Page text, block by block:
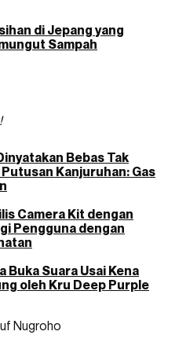
di Jepang yang
Sampah
Bebas Tak
Kanjuruhan: Gas
Camera Kit dengan
Pengguna dengan
Buka Suara Usai Kena
oleh Kru Deep Purple
Nugroho